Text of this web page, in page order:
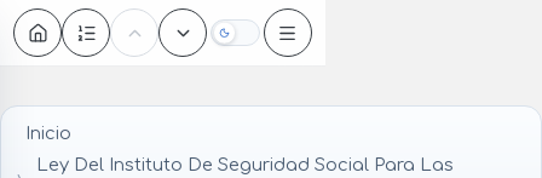
Oscuro
Inicio
Ley Del Instituto De Seguridad Social Para Las